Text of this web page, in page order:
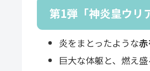
第1弾「神炎皇ウリ
炎をまとったような
巨大な体躯と、燃え